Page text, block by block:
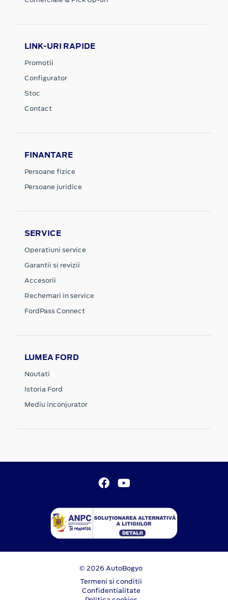
LINK-URI RAPIDE
Promotii
Configurator
Stoc
Contact
FINANTARE
Persoane fizice
Persoane juridice
SERVICE
Operatiuni service
Garantii si revizii
Accesorii
Rechemari in service
FordPass Connect
LUMEA FORD
Noutati
Istoria Ford
Mediu inconjurator
© 2026 AutoBogyo
Termeni si conditii
Confidentialitate